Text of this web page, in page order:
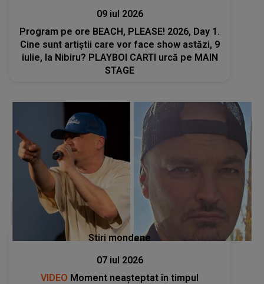
09 iul 2026
Program pe ore BEACH, PLEASE! 2026, Day 1.
Cine sunt artiștii care vor face show astăzi, 9
iulie, la Nibiru? PLAYBOI CARTI urcă pe MAIN
STAGE
Stiri mondene
07 iul 2026
VIDEO Moment neașteptat în timpul